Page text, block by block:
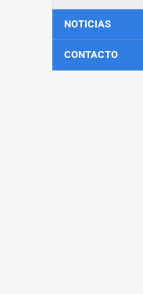
NOTICIAS
CONTACTO